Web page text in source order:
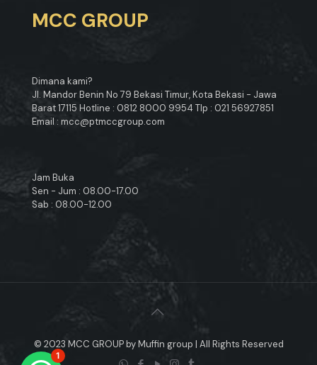
MCC GROUP
Dimana kami?
Jl. Mandor Benin No 79 Bekasi Timur, Kota Bekasi - Jawa
Barat 17115 Hotline : 0812 8000 9954 Tlp : 021 56927851
Email : mcc@ptmccgroup.com
Jam Buka
Sen - Jum : 08.00-17.00
Sab : 08.00-12.00
© 2023 MCC GROUP by Muffin group | All Rights Reserved
1